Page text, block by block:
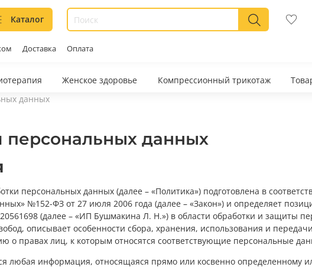
Каталог
Доставка Оплата
Женское здоровье Компрессионный трикотаж
данных
персональных данных
персональных данных (далее – «Политика») подготовлена в
№152-ФЗ от 27 июля 2006 года (далее – «Закон») и определяет
(далее – «ИП Бушмакина Л. Н.») в области обработки и защиты
описывает особенности сбора, хранения, использования и
о правах лиц, к которым относятся соответствующие персональные
любая информация, относящаяся прямо или косвенно определенному